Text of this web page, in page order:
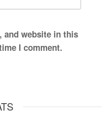
and website in this
I comment.